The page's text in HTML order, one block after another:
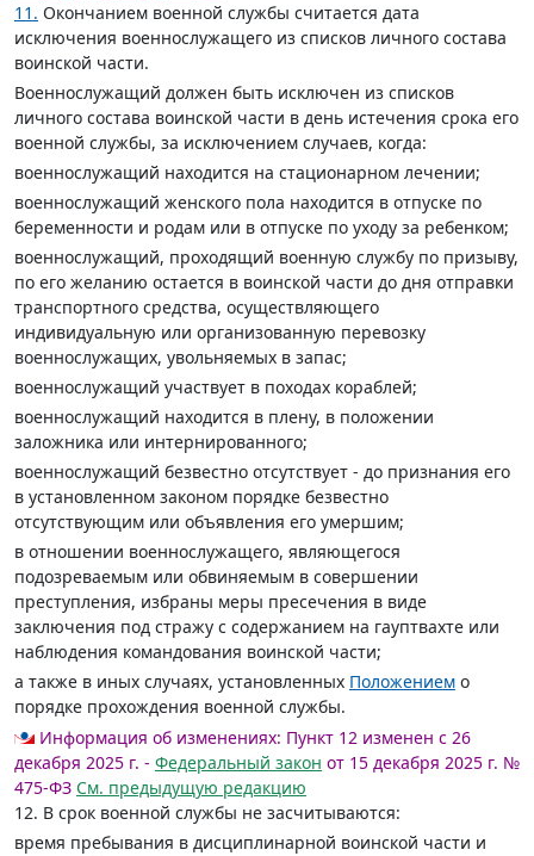
11. Окончанием военной службы считается дата
исключения военнослужащего из списков личного состава
воинской части.
Военнослужащий должен быть исключен из списков
личного состава воинской части в день истечения срока его
военной службы, за исключением случаев, когда:
военнослужащий находится на стационарном лечении;
военнослужащий женского пола находится в отпуске по
беременности и родам или в отпуске по уходу за ребенком;
военнослужащий, проходящий военную службу по призыву,
по его желанию остается в воинской части до дня отправки
транспортного средства, осуществляющего
индивидуальную или организованную перевозку
военнослужащих, увольняемых в запас;
военнослужащий участвует в походах кораблей;
военнослужащий находится в плену, в положении
заложника или интернированного;
военнослужащий безвестно отсутствует - до признания его
в установленном законом порядке безвестно
отсутствующим или объявления его умершим;
в отношении военнослужащего, являющегося
подозреваемым или обвиняемым в совершении
преступления, избраны меры пресечения в виде
заключения под стражу с содержанием на гауптвахте или
наблюдения командования воинской части;
а также в иных случаях, установленных Положением о
порядке прохождения военной службы.
Информация об изменениях: Пункт 12 изменен с 26
декабря 2025 г. - Федеральный закон от 15 декабря 2025 г. №
475-ФЗ См. предыдущую редакцию
12. В срок военной службы не засчитываются:
время пребывания в дисциплинарной воинской части и